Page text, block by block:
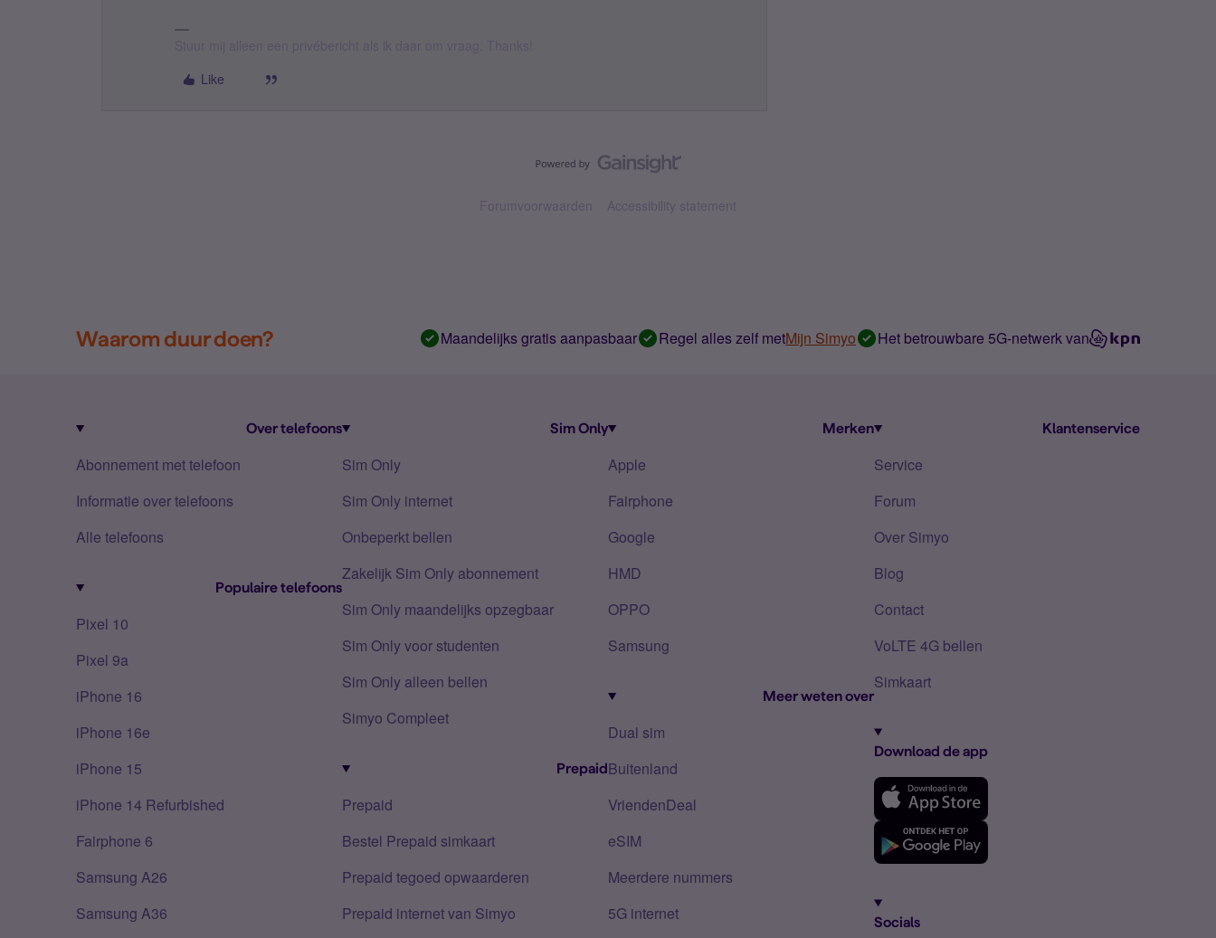
Like
Forumvoorwaarden Accessibility statement
Waarom duur doen? Maandelijks gratis aanpasbaar Regel alles zelf metMijn Simyo Het betrouwbare 5G-netwerk van
Over telefoons
Abonnement met telefoon
Informatie over telefoons
Alle telefoons
Populaire telefoons
Pixel 10
Pixel 9a
iPhone 16
iPhone 16e
iPhone 15
iPhone 14 Refurbished
Fairphone 6
Samsung A26
Samsung A36
Sim Only
Sim Only
Sim Only internet
Onbeperkt bellen
Zakelijk Sim Only abonnement
Sim Only maandelijks opzegbaar
Sim Only voor studenten
Sim Only alleen bellen
Simyo Compleet
Prepaid
Prepaid
Bestel Prepaid simkaart
Prepaid tegoed opwaarderen
Prepaid internet van Simyo
Merken
Apple
Fairphone
Google
HMD
OPPO
Samsung
Meer weten over
Dual sim
Buitenland
VriendenDeal
eSIM
Meerdere nummers
5G internet
Klantenservice
Service
Forum
Over Simyo
Blog
Contact
VoLTE 4G bellen
Simkaart
Download de app
Socials